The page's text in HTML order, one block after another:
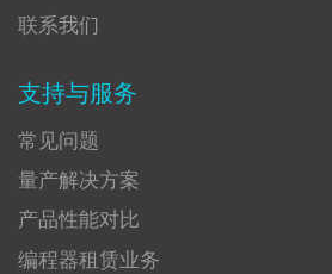
联系我们
支持与服务
常见问题
量产解决方案
产品性能对比
编程器租赁业务